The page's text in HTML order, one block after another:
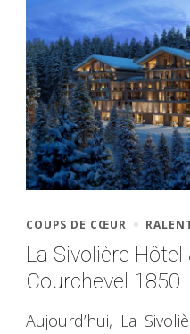
COUPS DE CŒUR
La Sivolière Hôtel
Courchevel 1850
Aujourd’hui, La